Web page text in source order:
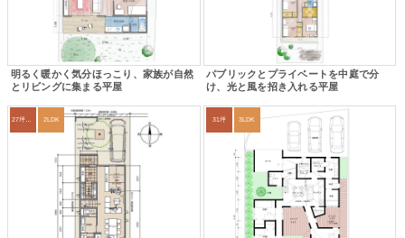
明るく暖かく気分ほっこり、家族が自然
とリビングに集まる平屋
パブリックとプライベートを中庭で分
け、光と風を招き入れる平屋
2LDK 31坪 3LDK